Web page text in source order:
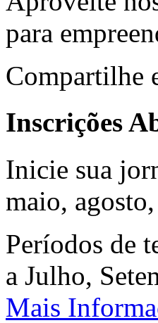
para
Compartilhe
Inscrições
Inicie sua
maio,
Períodos de
a Julho,
Mais